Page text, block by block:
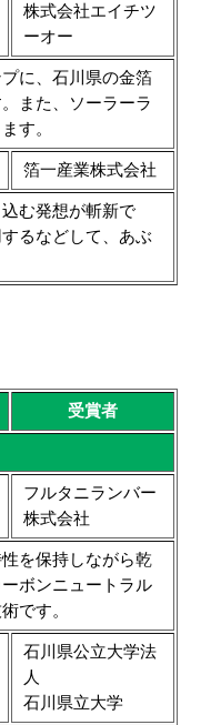
株式会社エイチツ
ーオー
に、石川県の金箔
また、ソーラーラ
す。
箔一産業株式会社
む発想が斬新で
るなどして、あぶ
受賞者
フルタニランバー
株式会社
を保持しながら乾
ボンニュートラル
です。
石川県公立大学法
人
石川県立大学